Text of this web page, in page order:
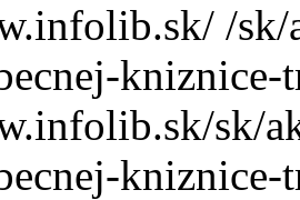
/sk/
sk/